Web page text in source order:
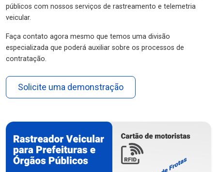
públicos com nossos serviços de rastreamento e telemetria
veicular.
Faça contato agora mesmo que temos uma divisão
especializada que poderá auxiliar sobre os processos de
contratação.
Solicite uma demonstração